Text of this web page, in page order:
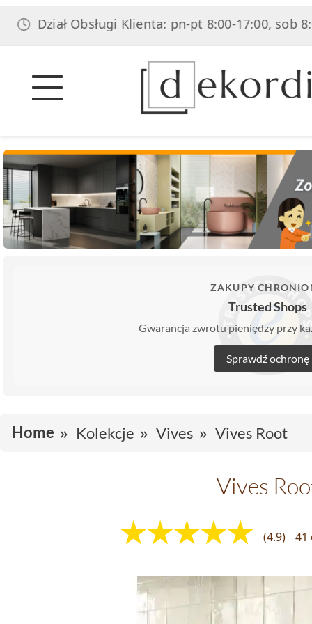
Obsługi Klienta: pn-pt 8:00-17:00, sob 8:00-
ZAKUPY
Trusted Shops
Gwarancja zwrotu pieniędzy przy
Sprawdź ochronę
Home Kolekcje Vives Vives Root
Vives
(4.9) 41